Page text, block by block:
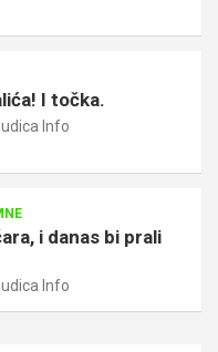
I točka.
Info
i danas bi prali
Info